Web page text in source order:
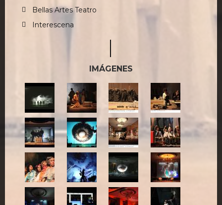
Bellas Artes Teatro
Interescena
IMÁGENES
1-
NIELSOL.jpg
2-
NIELSOL.jpg
3-
NIELSOL.jpgNIELSOL.jpg
5-
NIELSOL.jpg
6-
NIELSOL.jpg
7-
NIELSOL.jpg
8-
NIELSOL.jpg
9-
NIELSOL.jpg
10-
NIELSOL.jpg
11-
NIELSOL.jpg
12-
NIELSOL.jpg
13-
NIELSOL.jpg
14-
NIELSOL.jpg
15-
NIELSOL.jpgNIELSOL.jpg